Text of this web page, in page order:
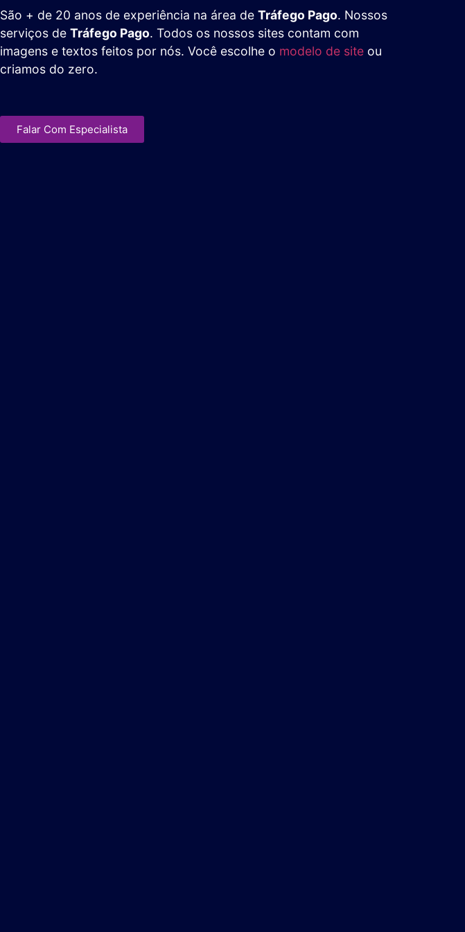
São + de 20 anos de experiência na área de Tráfego Pago. Nossos
serviços de Tráfego Pago. Todos os nossos sites contam com
imagens e textos feitos por nós. Você escolhe o modelo de site ou
criamos do zero.
Falar Com Especialista